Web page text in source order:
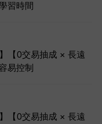
習時間
【0交易抽成 × 長遠
易控制
【0交易抽成 × 長遠